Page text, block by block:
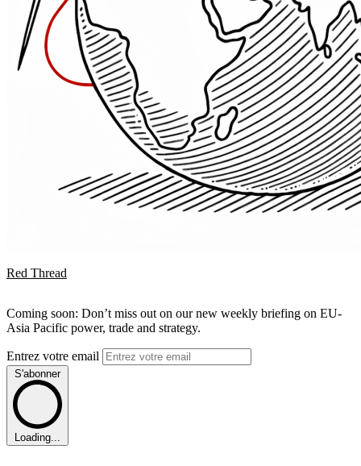
Red Thread
Coming soon: Don’t miss out on our new weekly briefing on EU-
Asia Pacific power, trade and strategy.
Entrez votre email
S'abonner
Loading...